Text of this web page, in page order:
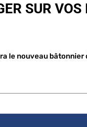
SUR
le nouveau bâtonnier